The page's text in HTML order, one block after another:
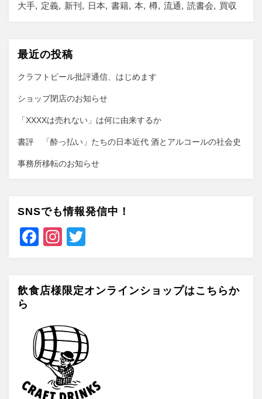
大手
定義 新刊 日本 書籍 本 樽 流通 読書会 買収
最近の投稿
クラフトビール批評通信、はじめます
ショップ閉店のお知らせ
「XXXXは売れない」は何に由来するか
書評 「酔っ払い」たちの日本近代 酒とアルコールの社会史
事務所移転のお知らせ
SNSでも情報発信中！
F
e
o
o
k
In
gr
m
er
飲食店様限定オンラインショップはこちらか
ら